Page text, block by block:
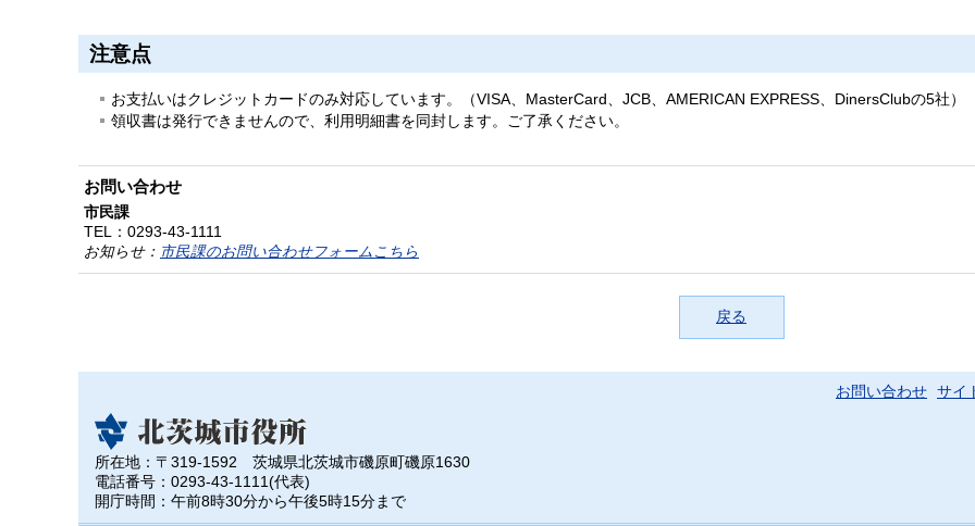
注意点
お支払いはクレジットカードのみ対応しています。（VISA、MasterCard、JCB、AMERICAN EXPRESS、DinersClubの5社）
領収書は発行できませんので、利用明細書を同封します。ご了承ください。
お問い合わせ
市民課
TEL： 0293-43-1111
お知らせ： 市民課のお問い合わせフォームこちら
戻る
お問い合わせ サイ
所在地：〒319-1592 茨城県北茨城市磯原町磯原1630
電話番号：0293-43-1111(代表)
開庁時間：午前8時30分から午後5時15分まで